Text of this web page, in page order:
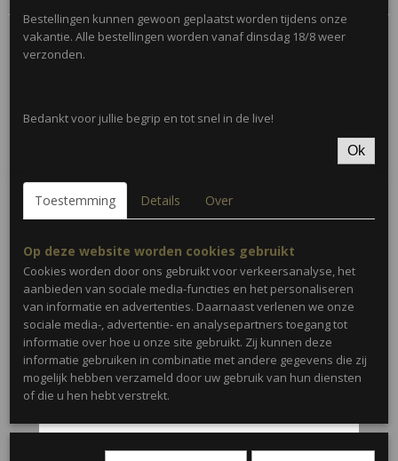
Bestellingen kunnen gewoon geplaatst worden tijdens onze
vakantie. Alle bestellingen worden vanaf dinsdag 18/8 weer
verzonden.
Bedankt voor jullie begrip en tot snel in de live!
Ok
Toestemming Details Over
Op deze website worden cookies gebruikt
Cookies worden door ons gebruikt voor verkeersanalyse, het
aanbieden van sociale media-functies en het personaliseren
van informatie en advertenties. Daarnaast verlenen we onze
sociale media-, advertentie- en analysepartners toegang tot
informatie over hoe u onze site gebruikt. Zij kunnen deze
informatie gebruiken in combinatie met andere gegevens die zij
mogelijk hebben verzameld door uw gebruik van hun diensten
of die u hen hebt verstrekt.